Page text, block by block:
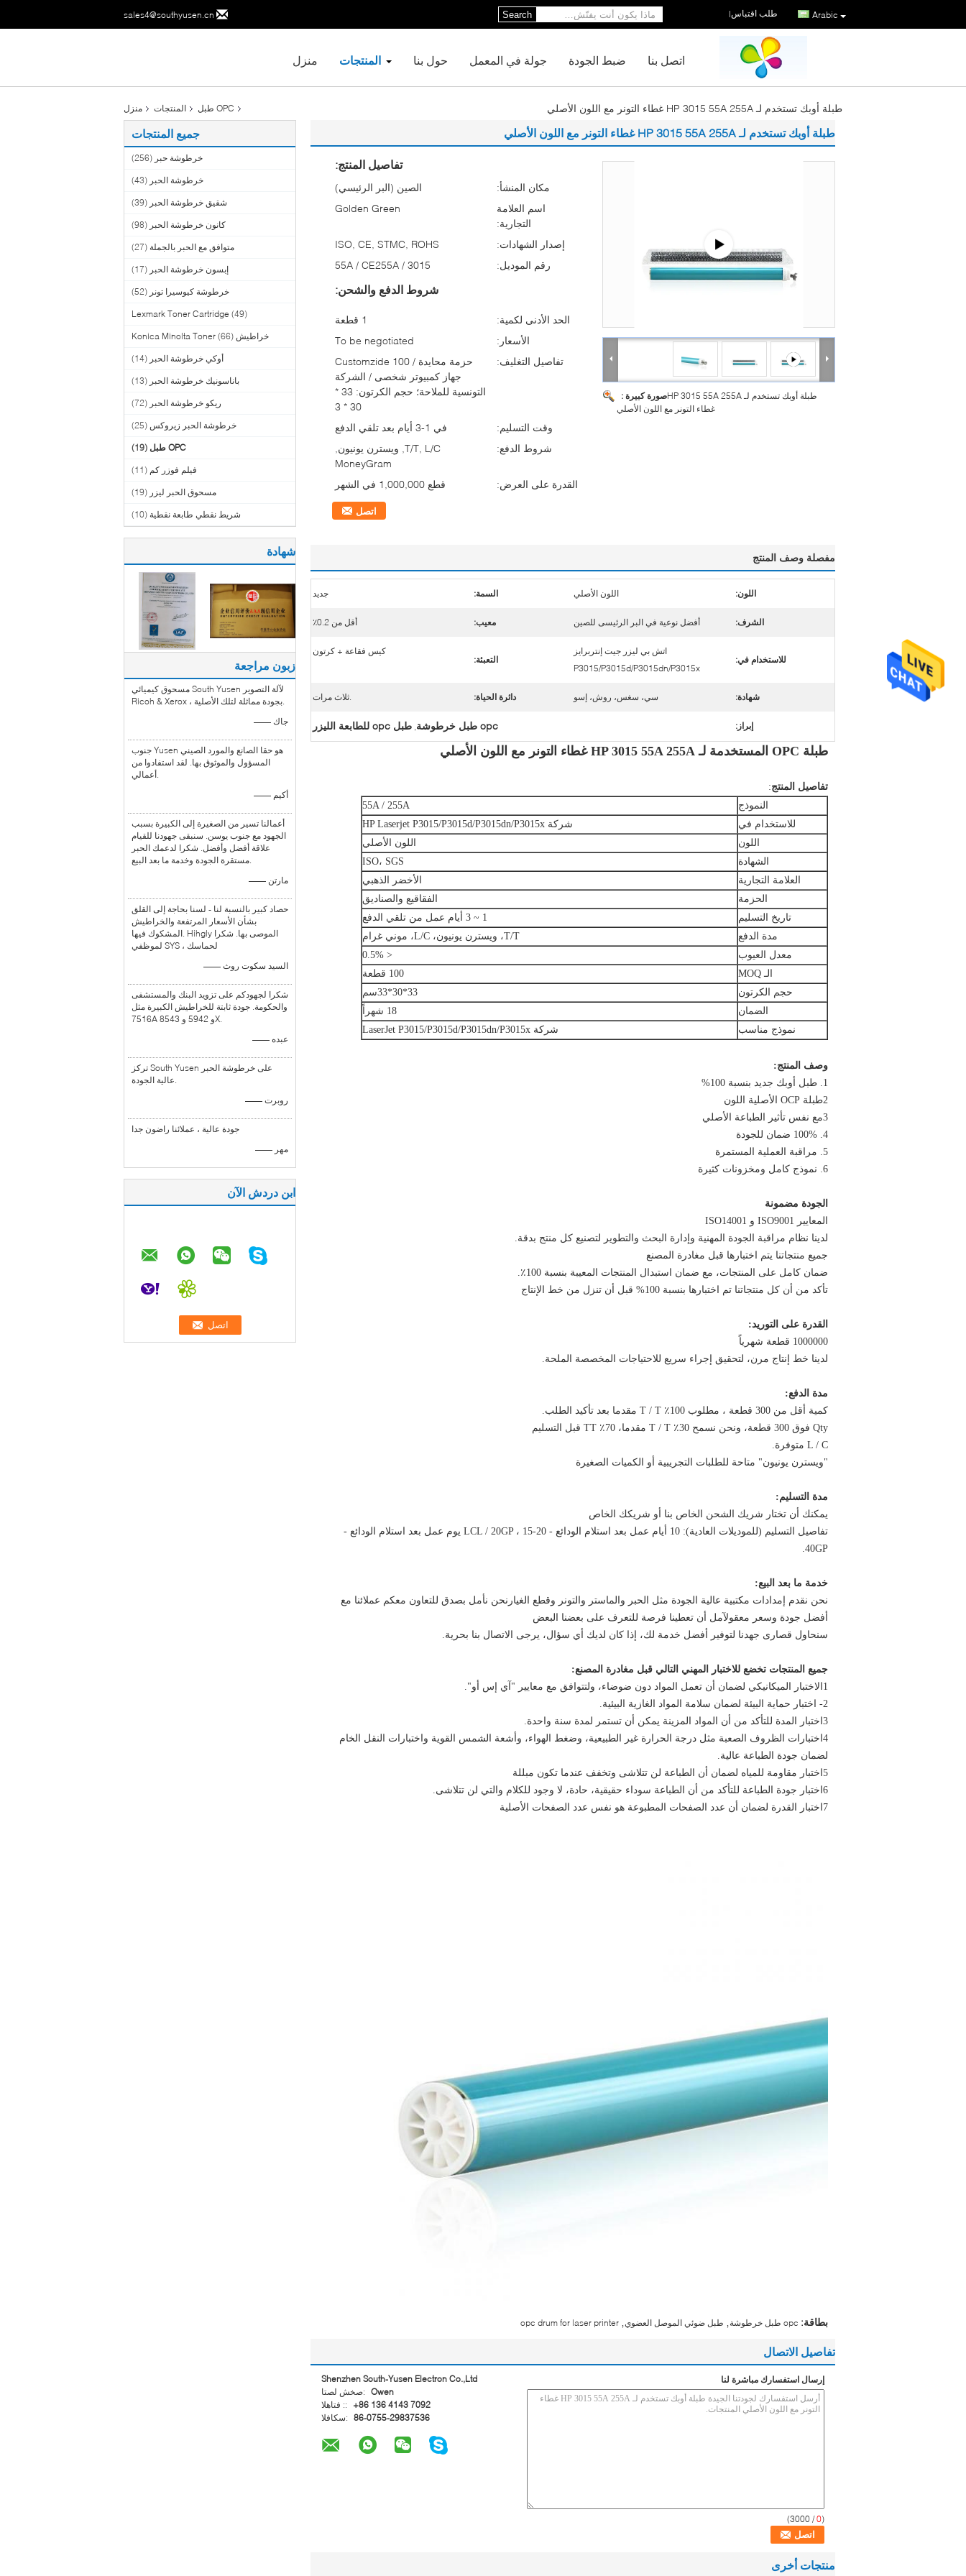
sales4@southyusen.cn Arabic طلب اقتباس|
Search
منزل المنتجات حول بنا جولة في المعمل ضبط الجودة اتصل بنا
منزل المنتجات OPC طبل طبلة أوبك تستخدم لـ HP 3015 55A 255A غطاء التونر مع اللون الأصلي
جميع المنتجات
خرطوشة حبر (256)
خرطوشة الحبر (43)
شقيق خرطوشة الحبر (39)
كانون خرطوشة الحبر (98)
متوافق مع الحبر بالجملة (27)
إبسون خرطوشة الحبر (17)
خرطوشة كيوسيرا تونر (52)
Lexmark Toner Cartridge (49)
خراطيش Konica Minolta Toner (66)
أوكي خرطوشة الحبر (14)
باناسونيك خرطوشة الحبر (13)
ريكو خرطوشة الحبر (72)
خرطوشة الحبر زيروكس (25)
OPC طبل (19)
فيلم فوزر كم (11)
مسحوق الحبر ليزر (19)
شريط نقطي طابعة نقطية (10)
شهادة
زبون مراجعة
مسحوق كيميائي South Yusen لآلة التصوير
Ricoh & Xerox ، بجودة مماثلة لتلك الأصلية.
—— جاك
جنوب Yusen هو حقا الصانع والمورد الصيني
المسؤول والموثوق بها. لقد استفادوا من
أعمالي.
—— أكيم
أعمالنا تسير من الصغيرة إلى الكبيرة بسبب
الجهود مع جنوب يوسن. سنبقى جهودنا للقيام
علاقة أفضل وأفضل. شكرا لدعمك الحبر
مستقرة الجودة وخدمة ما بعد البيع.
—— مارتن
حصاد كبير بالنسبة لنا - لسنا بحاجة إلى القلق
بشأن الأسعار المرتفعة والخراطيش
المشكوك فيها. Hihgly الموصى بها. شكرا
لموظفي SYS ، لحماسك
—— السيد سكوت روث
شكرا لجهودكم على تزويد البنك والمستشفى
والحكومة. جودة ثابتة للخراطيش الكبيرة مثل
7516A و 5942 و 8543X.
—— عبده
تركز South Yusen على خرطوشة الحبر
عالية الجودة.
—— روبرت
جودة عالية ، عملائنا راضون جدا
—— مهر
ابن دردش الآن
طبلة أوبك تستخدم لـ HP 3015 55A 255A غطاء التونر مع اللون الأصلي
صورة كبيرة :طبلة أوبك تستخدم لـ HP 3015 55A 255A
غطاء التونر مع اللون الأصلي
تفاصيل المنتج:
مكان المنشأ:
الصين (البر الرئيسي)
اسم العلامة
التجارية:
Golden Green
إصدار الشهادات:
ISO, CE, STMC, ROHS
رقم الموديل:
55A / CE255A / 3015
شروط الدفع والشحن:
الحد الأدنى لكمية:
1 قطعة
الأسعار:
To be negotiated
تفاصيل التغليف:
حزمة محايدة / Customzide 100
جهاز كمبيوتر شخصى / الشركة
التونسية للملاحة؛ حجم الكرتون: 33 *
30 * 3
وقت التسليم:
في 1-3 أيام بعد تلقي الدفع
شروط الدفع:
T/T, L/C, ويسترن يونيون,
MoneyGram
القدرة على العرض:
قطع 1,000,000 في الشهر
اتصل
مفصلة وصف المنتج
اللون: اللون الأصلي السمة: جديد
الشرف: أفضل نوعية في البر الرئيسى للصين معيب: أقل من 0.2٪
للاستخدام في:
اتش بي ليزر جيت إنتربرايز
P3015/P3015d/P3015dn/P3015x
التعبئة:
كيس فقاعة + كرتون
شهادة: سي، سغس، روش، إسو دائرة الحياة: .ثلاث مرات
إبراز: opc طبل خرطوشة , طبل opc للطابعة الليزر
طبلة OPC المستخدمة لـ HP 3015 55A 255A غطاء التونر مع اللون الأصلي
تفاصيل المنتج:
النموذج
55A / 255A
للاستخدام في
شركة HP Laserjet P3015/P3015d/P3015dn/P3015x
اللون
اللون الأصلي
الشهادة
ISO، SGS
العلامة التجارية
الأخضر الذهبي
الحزمة
الفقاقيع والصناديق
تاريخ التسليم
1 ~ 3 أيام عمل من تلقي الدفع
مدة الدفع
T/T، ويسترن يونيون، L/C، موني غرام
معدل العيوب
< 0.5%
الـ MOQ
100 قطعة
حجم الكرتون
33*30*33سم
الضمان
18 شهراً
نموذج مناسب
شركة LaserJet P3015/P3015d/P3015dn/P3015x
وصف المنتج:
1. طبل أوبك جديد بنسبة 100%
2طبلة OCP الأصلية اللون
3مع نفس تأثير الطباعة الأصلي
4. 100% ضمان للجودة
5. مراقبة العملية المستمرة
6. نموذج كامل ومخزونات كثيرة
الجودة مضمونة
المعايير ISO9001 و ISO14001
لدينا نظام مراقبة الجودة المهنية وإدارة البحث والتطوير لتصنيع كل منتج بدقة.
جميع منتجاتنا يتم اختبارها قبل مغادرة المصنع
ضمان كامل على المنتجات، مع ضمان استبدال المنتجات المعيبة بنسبة 100٪.
تأكد من أن كل منتجاتنا تم اختبارها بنسبة 100% قبل أن تنزل من خط الإنتاج
القدرة على التوريد:
1000000 قطعة شهرياً
لدينا خط إنتاج مرن، لتحقيق إجراء سريع للاحتياجات المخصصة الملحة.
مدة الدفع:
كمية أقل من 300 قطعة ، مطلوب 100٪ T / T مقدما بعد تأكيد الطلب.
Qty فوق 300 قطعة، ونحن نسمح 30٪ T / T مقدما، 70٪ TT قبل التسليم
L / C متوفرة.
"ويسترن يونيون" متاحة للطلبات التجريبية أو الكميات الصغيرة
مدة التسليم:
يمكنك أن تختار شريك الشحن الخاص بنا أو شريكك الخاص
تفاصيل التسليم (للموديلات العادية): 10 أيام عمل بعد استلام الودائع - LCL / 20GP ، 15-20 يوم عمل بعد استلام الودائع -
40GP.
خدمة ما بعد البيع:
نحن نقدم إمدادات مكتبية عالية الجودة مثل الحبر والماستر والتونر وقطع الغيارنحن نأمل بصدق للتعاون معكم عملائنا مع
أفضل جودة وسعر معقولآمل أن تعطينا فرصة للتعرف على بعضنا البعض
سنحاول قصارى جهدنا لتوفير أفضل خدمة لك، إذا كان لديك أي سؤال، يرجى الاتصال بنا بحرية.
جميع المنتجات تخضع للاختبار المهني التالي قبل مغادرة المصنع:
1الاختبار الميكانيكي لضمان أن تعمل المواد دون ضوضاء، ولتتوافق مع معايير "آي إس أو".
2- اختبار حماية البيئة لضمان سلامة المواد الغازية البيئية.
3اختبار المدة للتأكد من أن المواد المزينة يمكن أن تستمر لمدة سنة واحدة.
4اختبارات الظروف الصعبة مثل درجة الحرارة غير الطبيعية، وضغط الهواء، وأشعة الشمس القوية واختبارات النقل الخام
لضمان جودة الطباعة عالية.
5اختبار مقاومة للمياه لضمان أن الطباعة لن تتلاشى وتخفف عندما تكون مبللة
6اختبار جودة الطباعة للتأكد من أن الطباعة سوداء حقيقية، حادة، لا وجود للكلام والتي لن تتلاشى.
7اختبار القدرة لضمان أن عدد الصفحات المطبوعة هو نفس عدد الصفحات الأصلية
بطاقة: opc طبل خرطوشة طبل ضوئي الموصل العضوي opc drum for laser printer
تفاصيل الاتصال
Shenzhen South-Yusen Electron Co.,Ltd
اتصل شخص: Owen
الهاتف ::
+86 136 4143 7092
الفاكس: 86-0755-29837536
إرسال استفسارك مباشرة لنا
(
0
/ 3000)
منتجات أخرى